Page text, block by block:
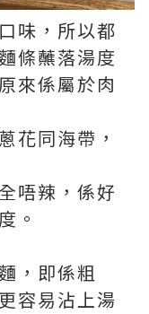
味，所以都
條蘸落湯度
來係屬於肉
花同海帶，
唔辣，係好
。
，即係粗
容易沾上湯